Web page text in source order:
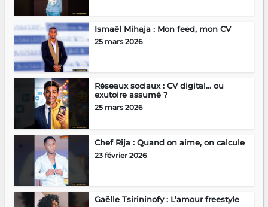
Ismaël Mihaja : Mon feed, mon CV
25 mars 2026
Réseaux sociaux : CV digital… ou
exutoire assumé ?
25 mars 2026
Chef Rija : Quand on aime, on calcule
23 février 2026
Gaëlle Tsirininofy : L’amour freestyle